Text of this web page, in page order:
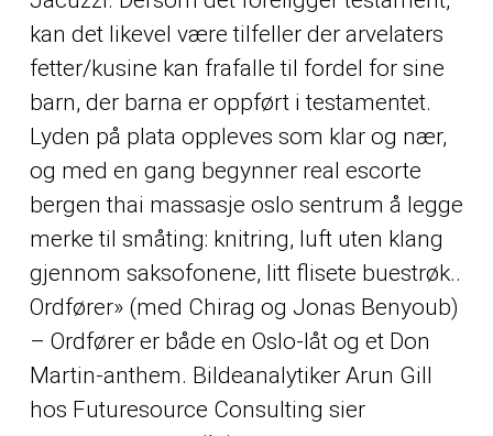
kan det likevel være tilfeller der arvelaters
fetter/kusine kan frafalle til fordel for sine
barn, der barna er oppført i testamentet.
Lyden på plata oppleves som klar og nær,
og med en gang begynner real escorte
bergen thai massasje oslo sentrum å legge
merke til småting: knitring, luft uten klang
gjennom saksofonene, litt flisete buestrøk..
Ordfører» (med Chirag og Jonas Benyoub)
– Ordfører er både en Oslo-låt og et Don
Martin-anthem. Bildeanalytiker Arun Gill
hos Futuresource Consulting sier